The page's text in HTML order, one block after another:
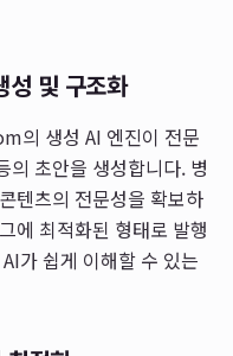
및 구조화
의 생성 AI 엔진이 전문
의 초안을 생성합니다. 병
텐츠의 전문성을 확보하
에 최적화된 형태로 발행
가 쉽게 이해할 수 있는